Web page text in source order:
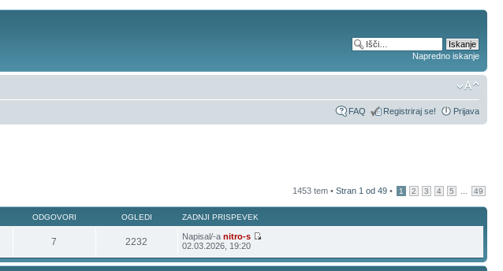
Napredno iskanje
FAQ Registriraj se! Prijava
1453 tem • Stran 1 od 49 • 1 2 3 4 5 49
ODGOVORI OGLEDI ZADNJI PRISPEVEK
7 2232 Napisal/-anitro-s
02.03.2026, 19:20